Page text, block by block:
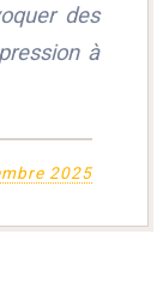
des
à
2025